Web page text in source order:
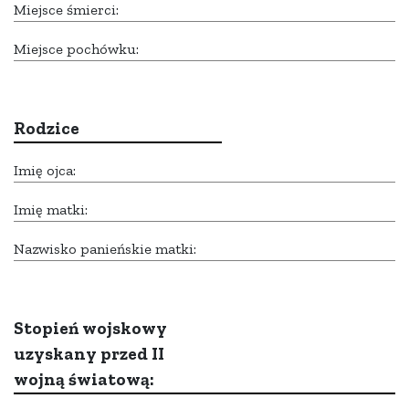
Miejsce śmierci:
Miejsce pochówku:
Rodzice
Imię ojca:
Imię matki:
Nazwisko panieńskie matki:
Stopień wojskowy
uzyskany przed II
wojną światową: